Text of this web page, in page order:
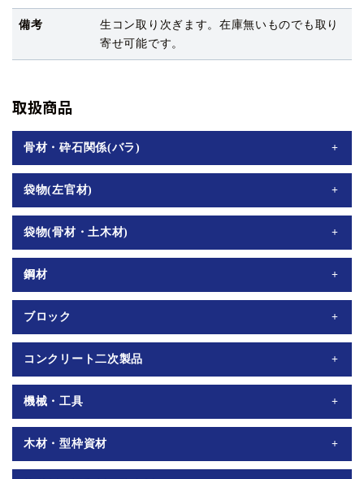
備考
生コン取り次ぎます。在庫無いものでも取り
寄せ可能です。
取扱商品
骨材・砕石関係(バラ)
左官砂・RC40-0
袋物(左官材)
セメント・NSゼロヨン#10/#20/#35・ハイモル補修用
(10kg/25kg)・タイロン一般用・フジモル・無収縮材(ベースタ
イトグラウト/パット)・レベリング材・ホワイトセメント・Cト
ップ・Uトップ・Bドライ・GLボンド・シコク聚楽・メイクア
ップJ・ドライモルタル・ドライコンクリート・ジェットドライ
モルタル・着色剤
袋物(骨材・土木材)
左官砂袋詰・8分砂利袋詰・RC40-0袋詰・寒水(1厘/3厘/5厘/7
厘/1分)・寒水粉・白竜(1厘/3厘/5厘/7厘/1分)・珪砂(4号/5号/6
号/7号)・テイエスサンド内部用/外部用・常温合材(レミファル
ト)・塩カル・ライン石灰
鋼材
D10/4m・D13/4m・ワイヤーメッシュ2.6x100/5x150・ワンタッ
チアンカーD10/D13・差筋アンカー
ブロック
10-A・12-A・15-A・10-C・12-C・15-C・7-B・ブロックレン
ガ・赤レンガ・笠木・スカシ
コンクリート二次製品
地先A/B/C・公団型地先100x100x600・サイコロ4x5x6・ピンコ
ロ150角・フェンス基礎ブロック
180x180x450/200x200x450/200x200x200・平板300x300・改良
桝240/300/360/450・改良半桝240/300/360/450・マンホール蓋
240/300/360/450・境界杭・パーキングブロック
機械・工具
パワーミックス・ベビーミックス・一輪車・つまーる・水糸・
墨汁・各種刷毛・ローラー・バケツ・ダイヤモンドカッター・
角スコ・剣スコ・ネリダル・洗車ブラシ・ひしゃく・各種左官
木材・型枠資材
各種目地棒・面木各サイズ・エキスパンタイ・コーナー定規各